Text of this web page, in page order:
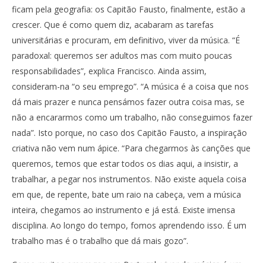
ficam pela geografia: os Capitão Fausto, finalmente, estão a
crescer. Que é como quem diz, acabaram as tarefas
universitárias e procuram, em definitivo, viver da música. “É
paradoxal: queremos ser adultos mas com muito poucas
responsabilidades”, explica Francisco. Ainda assim,
consideram-na “o seu emprego”. “A música é a coisa que nos
dá mais prazer e nunca pensámos fazer outra coisa mas, se
não a encararmos como um trabalho, não conseguimos fazer
nada”. Isto porque, no caso dos Capitão Fausto, a inspiração
criativa não vem num ápice. “Para chegarmos às canções que
queremos, temos que estar todos os dias aqui, a insistir, a
trabalhar, a pegar nos instrumentos. Não existe aquela coisa
em que, de repente, bate um raio na cabeça, vem a música
inteira, chegamos ao instrumento e já está. Existe imensa
disciplina. Ao longo do tempo, fomos aprendendo isso. É um
trabalho mas é o trabalho que dá mais gozo”.